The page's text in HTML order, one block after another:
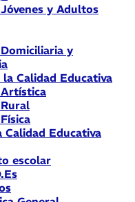
y Adultos
y
Calidad Educativa
Calidad Educativa
escolar